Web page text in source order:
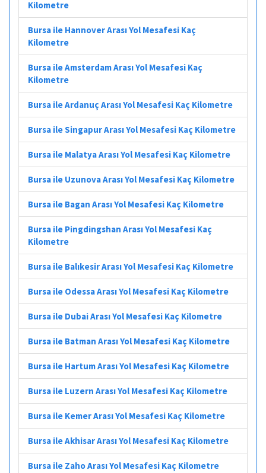
Kilometre
Bursa ile Hannover Arası Yol Mesafesi Kaç
Kilometre
Bursa ile Amsterdam Arası Yol Mesafesi Kaç
Kilometre
Bursa ile Ardanuç Arası Yol Mesafesi Kaç Kilometre
Bursa ile Singapur Arası Yol Mesafesi Kaç Kilometre
Bursa ile Malatya Arası Yol Mesafesi Kaç Kilometre
Bursa ile Uzunova Arası Yol Mesafesi Kaç Kilometre
Bursa ile Bagan Arası Yol Mesafesi Kaç Kilometre
Bursa ile Pingdingshan Arası Yol Mesafesi Kaç
Kilometre
Bursa ile Balıkesir Arası Yol Mesafesi Kaç Kilometre
Bursa ile Odessa Arası Yol Mesafesi Kaç Kilometre
Bursa ile Dubai Arası Yol Mesafesi Kaç Kilometre
Bursa ile Batman Arası Yol Mesafesi Kaç Kilometre
Bursa ile Hartum Arası Yol Mesafesi Kaç Kilometre
Bursa ile Luzern Arası Yol Mesafesi Kaç Kilometre
Bursa ile Kemer Arası Yol Mesafesi Kaç Kilometre
Bursa ile Akhisar Arası Yol Mesafesi Kaç Kilometre
Bursa ile Zaho Arası Yol Mesafesi Kaç Kilometre